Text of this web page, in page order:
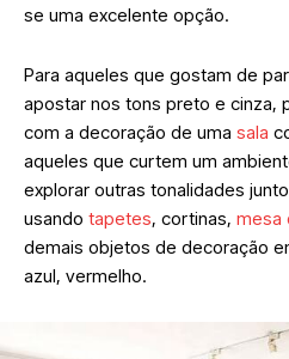
se uma excelente opção.
Para aqueles que gostam de
apostar nos tons preto e cinza,
com a decoração de uma sala
aqueles que curtem um
explorar outras tonalidades
usando tapetes, cortinas, mesa
demais objetos de decoração
azul, vermelho.